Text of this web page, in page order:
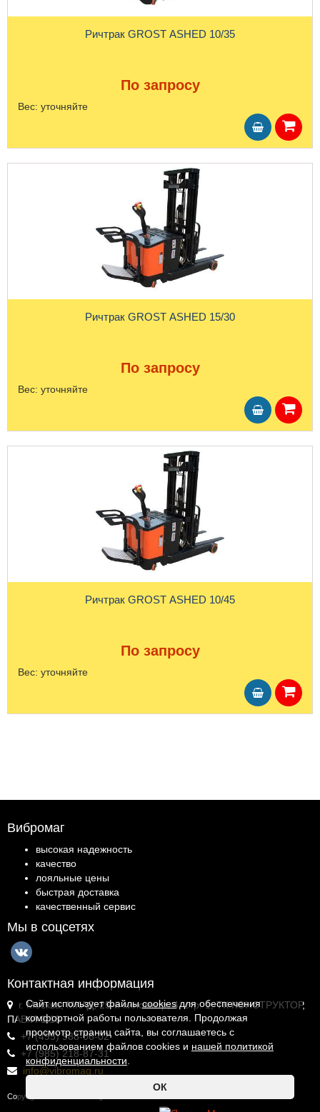
Ричтрак GROST ASHED 10/35
По запросу
Вес: уточняйте
Ричтрак GROST ASHED 15/30
По запросу
Вес: уточняйте
Ричтрак GROST ASHED 10/45
По запросу
Вес: уточняйте
Вибромаг
высокая надежность
качество
лояльные цены
быстрая доставка
качественный сервис
Мы в соцсетях
Контактная информация
г. Москва, МКАД, 25-й километр, 4, стр. 1, ТК КОНСТРУКТОР,
ПАВ.И-1.18
+7 (495) 988-06-02
+7 (985) 218-87-31
info@vibromag.ru
Copyright © 2026 Vibromag.RU
Сайт использует файлыcookiesдля обеспечения
комфортной работы пользователя. Продолжая
просмотр страниц сайта, вы соглашаетесь с
использованием файлов cookies и нашей политикой
конфиденциальности
ОК